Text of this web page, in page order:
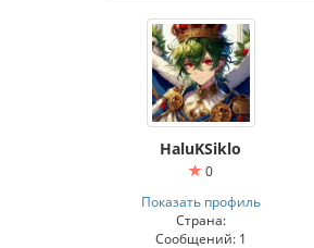
HaluKSiklo
0
Показать профиль
Страна:
Сообщений: 1